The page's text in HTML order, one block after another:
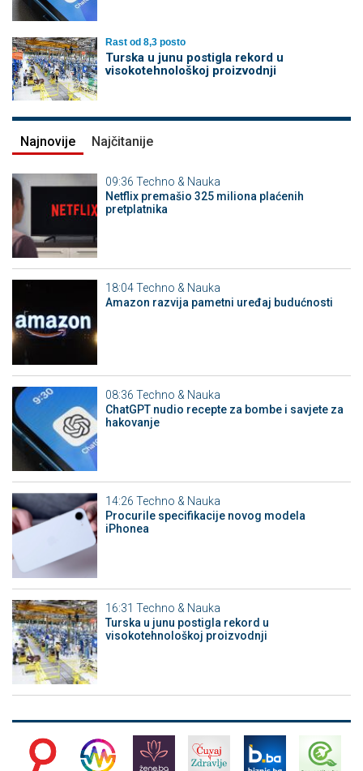
Rast od 8,3 posto
Turska u junu postigla rekord u
visokotehnološkoj proizvodnji
Najnovije Najčitanije
09:36 Techno & Nauka
Netflix premašio 325 miliona plaćenih
pretplatnika
18:04Techno & Nauka
Amazon razvija pametni uređaj budućnosti
08:36 Techno & Nauka
ChatGPT nudio recepte za bombe i savjete za
hakovanje
14:26 Techno & Nauka
Procurile specifikacije novog modela
iPhonea
16:31 Techno & Nauka
Turska u junu postigla rekord u
visokotehnološkoj proizvodnji